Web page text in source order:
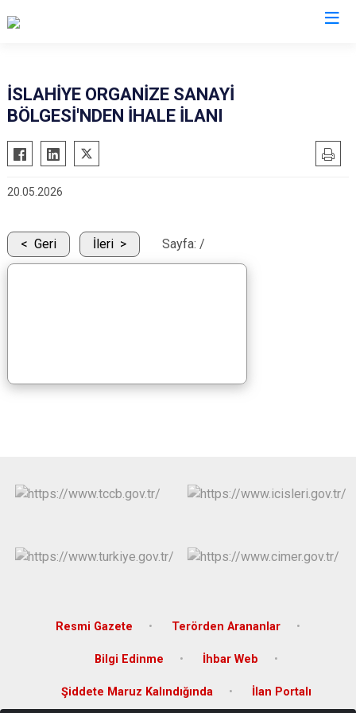
Araban
İslahiye
Nizip
Oğuzeli
Şahinbey
İSLAHİYE ORGANİZE SANAYİ
BÖLGESİ'NDEN İHALE İLANI
20.05.2026
Geri İleri Sayfa: /
Resmi Gazete Terörden Arananlar
Bilgi Edinme İhbar Web
Şiddete Maruz Kalındığında İlan Portalı